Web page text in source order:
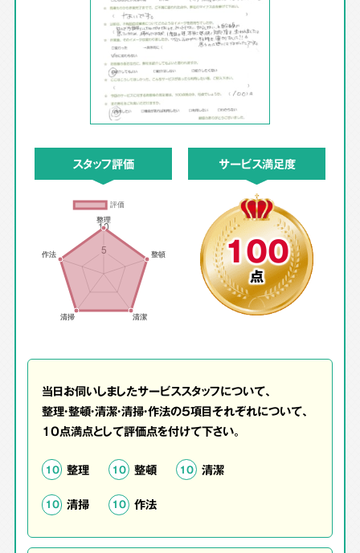
スタッフ評価 サービス満足度
100
点
当日お伺いしましたサービススタッフについて、
整理・整頓・清潔・清掃・作法の5項目それぞれについて、
10点満点として評価点を付けて下さい。
10 整理 10 整頓 10 清潔
10 清掃 10 作法